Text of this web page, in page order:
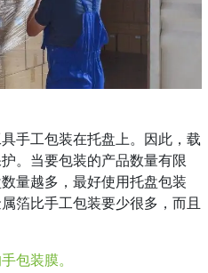
手工包装在托盘上。因此，载
。当要包装的产品数量有限
量越多，最好使用托盘包装
箔比手工包装要少很多，而且
包装膜。